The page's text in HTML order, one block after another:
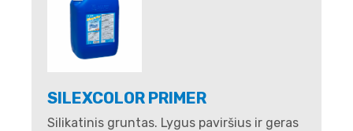
SILEXCOLOR PRIMER
Silikatinis gruntas. Lygus paviršius ir geras